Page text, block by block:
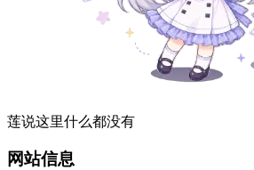
莲说这里什么都没有
网站信息